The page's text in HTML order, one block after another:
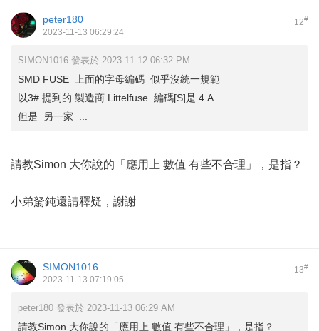
12#
peter180
2023-11-13 06:29:24
SIMON1016 發表於 2023-11-12 06:32 PM
SMD FUSE 上面的字母編碼 似乎沒統一規範
以3# 提到的 製造商 Littelfuse 編碼[S]是 4 A
但是 另一家 ...
請教Simon 大你說的「應用上 數值 有些不合理」，是指？
小弟駑鈍還請釋疑，謝謝
13#
SIMON1016
2023-11-13 07:19:05
peter180 發表於 2023-11-13 06:29 AM
請教Simon 大你說的「應用上 數值 有些不合理」，是指？